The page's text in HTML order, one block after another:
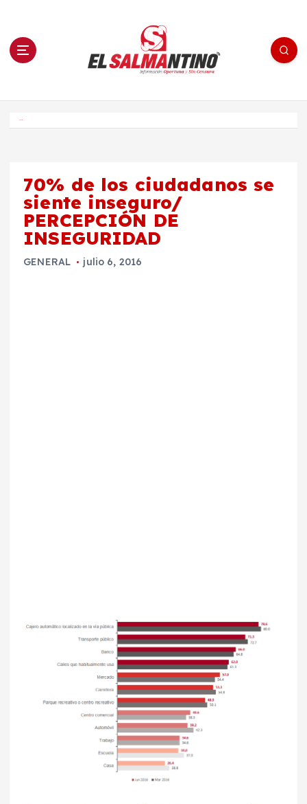
n El Salmantino - medios/noticias/editorial
70% de los ciudadanos se
siente inseguro/
PERCEPCIÓN DE
INSEGURIDAD
GENERAL julio 6, 2016